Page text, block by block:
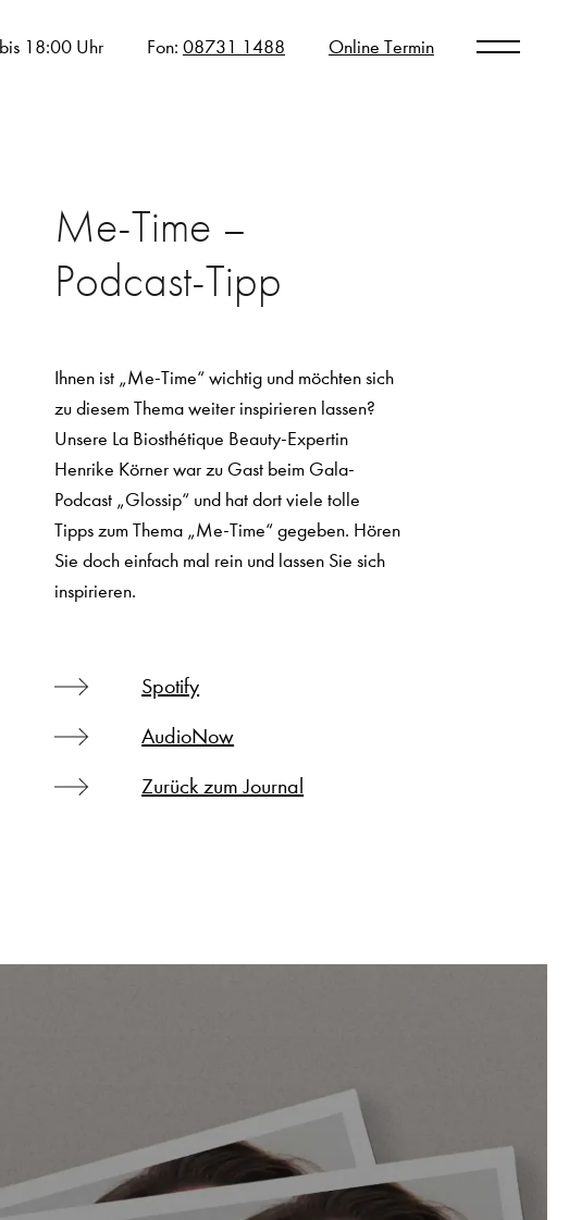
bis 18:00 Uhr Fon: 08731 1488 Online Termin
Me-Time –
Podcast-Tipp
Ihnen ist „Me-Time“ wichtig und möchten sich
zu diesem Thema weiter inspirieren lassen?
Unsere La Biosthétique Beauty-Expertin
Henrike Körner war zu Gast beim Gala-
Podcast „Glossip“ und hat dort viele tolle
Tipps zum Thema „Me-Time“ gegeben. Hören
Sie doch einfach mal rein und lassen Sie sich
inspirieren.
Spotify
AudioNow
Zurück zum Journal